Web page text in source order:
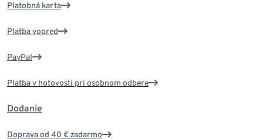
Platobná karta
Platba vopred
PayPal
Platba v hotovosti pri osobnom odbere
Dodanie
Doprava od 40 € zadarmo